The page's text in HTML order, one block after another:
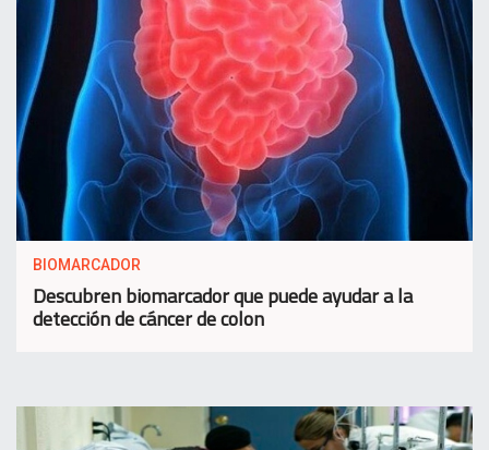
BIOMARCADOR
Descubren biomarcador que puede ayudar a la
detección de cáncer de colon